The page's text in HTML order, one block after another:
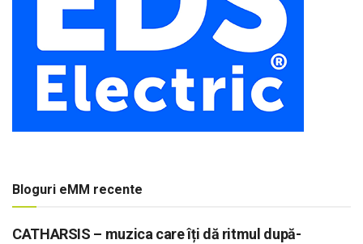
Bloguri eMM recente
CATHARSIS – muzica care îți dă ritmul după-